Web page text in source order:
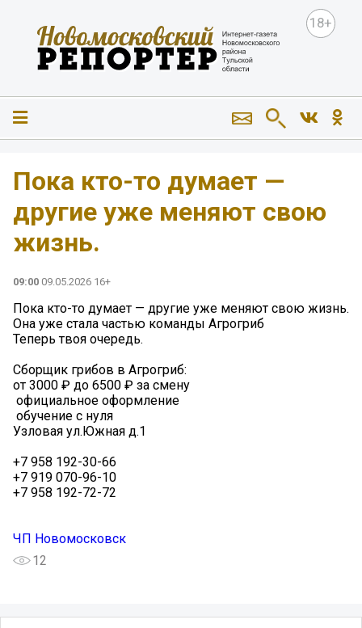
18+
Пока кто-то думает —
другие уже меняют свою
жизнь.
09:00 09.05.2026 16+
Пока кто-то думает — другие уже меняют свою жизнь.
Она уже стала частью команды Агрогриб
Теперь твоя очередь.
Сборщик грибов в Агрогриб:
от 3000 ₽ до 6500 ₽ за смену
️ официальное оформление
️ обучение с нуля
Узловая ул.Южная д.1
+7 958 192-30-66
+7 919 070-96-10
+7 958 192-72-72
ЧП Новомосковск
12